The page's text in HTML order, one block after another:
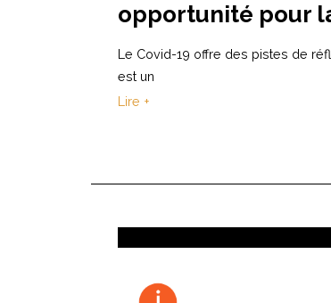
opportunité pour
Le Covid-19 offre des pistes de
est un
Lire +